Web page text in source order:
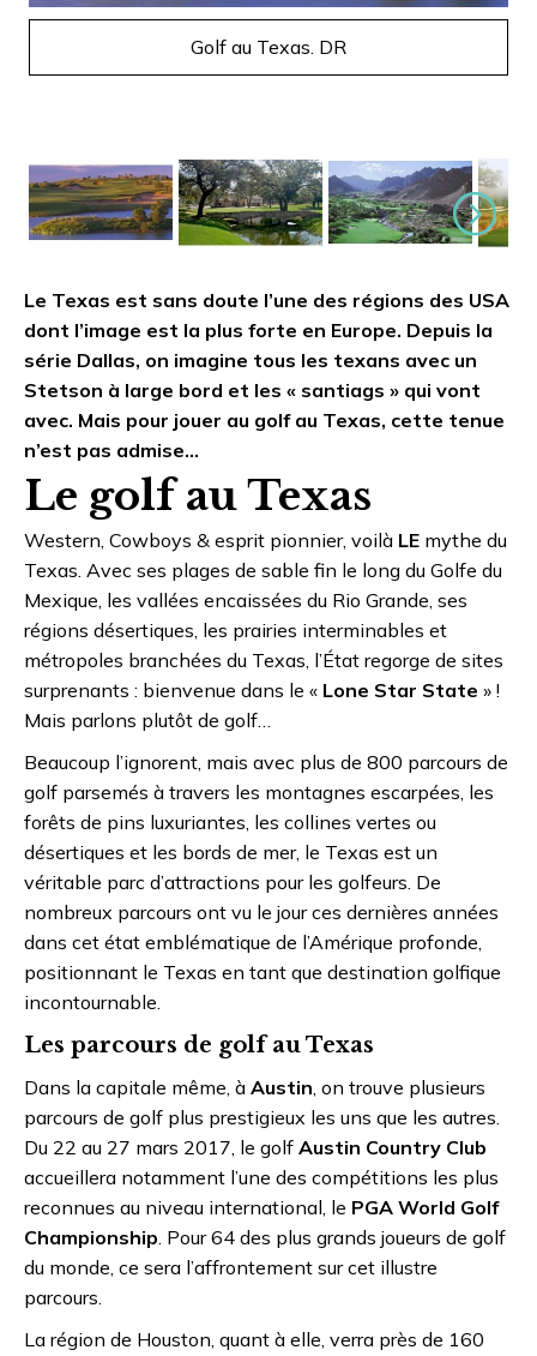
Golf au Texas. DR
Le Texas est sans doute l’une des régions des USA
dont l’image est la plus forte en Europe. Depuis la
série Dallas, on imagine tous les texans avec un
Stetson à large bord et les « santiags » qui vont
avec. Mais pour jouer au golf au Texas, cette tenue
n’est pas admise…
Le golf au Texas
Western, Cowboys & esprit pionnier, voilà LE mythe du
Texas. Avec ses plages de sable fin le long du Golfe du
Mexique, les vallées encaissées du Rio Grande, ses
régions désertiques, les prairies interminables et
métropoles branchées du Texas, l’État regorge de sites
surprenants : bienvenue dans le « Lone Star State » !
Mais parlons plutôt de golf…
Beaucoup l’ignorent, mais avec plus de 800 parcours de
golf parsemés à travers les montagnes escarpées, les
forêts de pins luxuriantes, les collines vertes ou
désertiques et les bords de mer, le Texas est un
véritable parc d’attractions pour les golfeurs. De
nombreux parcours ont vu le jour ces dernières années
dans cet état emblématique de l’Amérique profonde,
positionnant le Texas en tant que destination golfique
incontournable.
Les parcours de golf au Texas
Dans la capitale même, à Austin, on trouve plusieurs
parcours de golf plus prestigieux les uns que les autres.
Du 22 au 27 mars 2017, le golf Austin Country Club
accueillera notamment l’une des compétitions les plus
reconnues au niveau international, le PGA World Golf
Championship. Pour 64 des plus grands joueurs de golf
du monde, ce sera l’affrontement sur cet illustre
parcours.
La région de Houston, quant à elle, verra près de 160